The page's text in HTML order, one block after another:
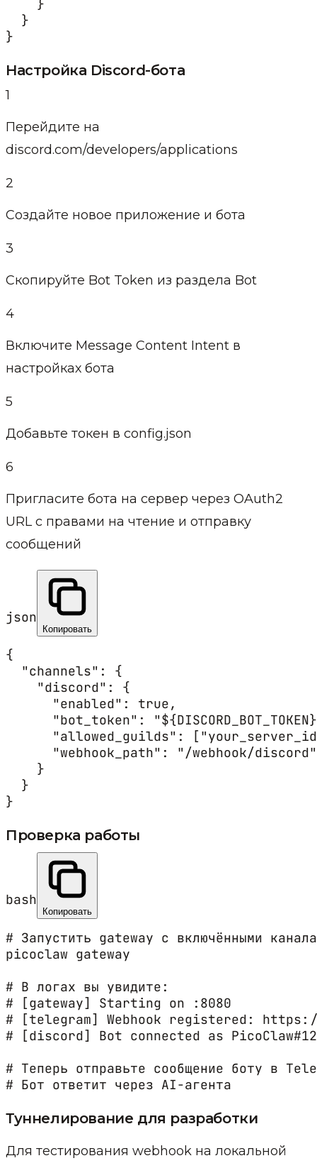
    }
  }
}
Настройка Discord-бота
1
Перейдите на
discord.com/developers/applications
2
Создайте новое приложение и бота
3
Скопируйте Bot Token из раздела Bot
4
Включите Message Content Intent в
настройках бота
5
Добавьте токен в config.json
6
Пригласите бота на сервер через OAuth2
URL с правами на чтение и отправку
сообщений
json
Копировать
{
  "channels": {
    "discord": {
      "enabled": true,
"bot_token":
"allowed_guilds":
      "webhook_path": "/webhook/discord"
    }
  }
}
Проверка работы
bash
Копировать
# Запустить gateway с включёнными
picoclaw gateway
# В логах вы увидите:
# [gateway] Starting on :8080
# [telegram] Webhook registered: https://
# [discord] Bot connected as
# Теперь отправьте сообщение боту в
# Бот ответит через AI-агента
Туннелирование для разработки
Для тестирования webhook на локальной